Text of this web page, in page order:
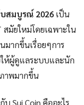
สมบูรณ์ 2026 เป็น
มัยใหม่โดยเฉพาะใน
ากขึ้นเรื่อยๆการ
ให้ผู้ดูแลระบบและนัก
าพมากขึ้น
Sui Coin คืออะไร